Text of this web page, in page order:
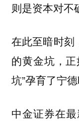
则是资本对不
在此至暗时刻
的黄金坑，
坑”孕育了宁
中金证券在